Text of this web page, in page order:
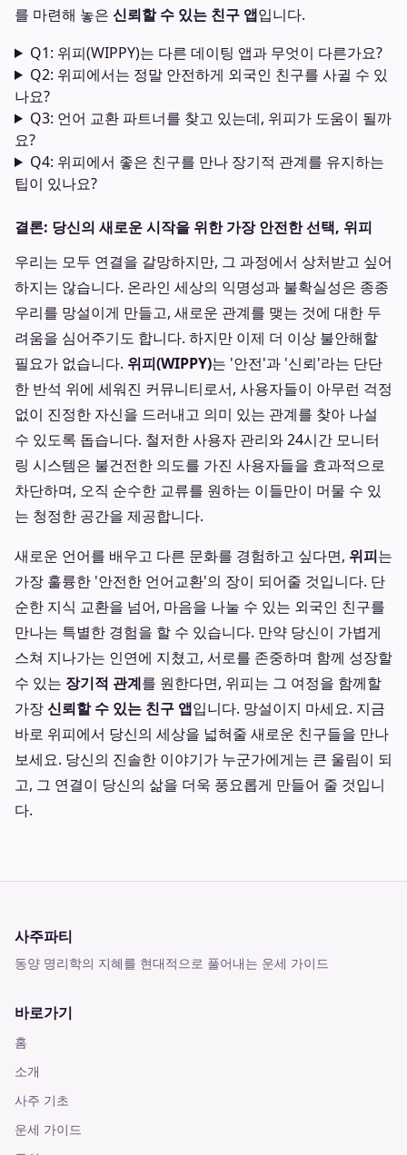
를 마련해 놓은 신뢰할 수 있는 친구 앱입니다.
Q1: 위피(WIPPY)는 다른 데이팅 앱과 무엇이 다른가요?
Q2: 위피에서는 정말 안전하게 외국인 친구를 사귈 수 있
나요?
Q3: 언어 교환 파트너를 찾고 있는데, 위피가 도움이 될까
요?
Q4: 위피에서 좋은 친구를 만나 장기적 관계를 유지하는
팁이 있나요?
결론: 당신의 새로운 시작을 위한 가장 안전한 선택, 위피
우리는 모두 연결을 갈망하지만, 그 과정에서 상처받고 싶어
하지는 않습니다. 온라인 세상의 익명성과 불확실성은 종종
우리를 망설이게 만들고, 새로운 관계를 맺는 것에 대한 두
려움을 심어주기도 합니다. 하지만 이제 더 이상 불안해할
필요가 없습니다. 위피(WIPPY)는 '안전'과 '신뢰'라는 단단
한 반석 위에 세워진 커뮤니티로서, 사용자들이 아무런 걱정
없이 진정한 자신을 드러내고 의미 있는 관계를 찾아 나설
수 있도록 돕습니다. 철저한 사용자 관리와 24시간 모니터
링 시스템은 불건전한 의도를 가진 사용자들을 효과적으로
차단하며, 오직 순수한 교류를 원하는 이들만이 머물 수 있
는 청정한 공간을 제공합니다.
새로운 언어를 배우고 다른 문화를 경험하고 싶다면, 위피는
가장 훌륭한 '안전한 언어교환'의 장이 되어줄 것입니다. 단
순한 지식 교환을 넘어, 마음을 나눌 수 있는 외국인 친구를
만나는 특별한 경험을 할 수 있습니다. 만약 당신이 가볍게
스쳐 지나가는 인연에 지쳤고, 서로를 존중하며 함께 성장할
수 있는 장기적 관계를 원한다면, 위피는 그 여정을 함께할
가장신뢰할 수 있는 친구 앱입니다. 망설이지 마세요. 지금
바로 위피에서 당신의 세상을 넓혀줄 새로운 친구들을 만나
보세요. 당신의 진솔한 이야기가 누군가에게는 큰 울림이 되
고, 그 연결이 당신의 삶을 더욱 풍요롭게 만들어 줄 것입니
다.
사주파티
동양 명리학의 지혜를 현대적으로 풀어내는 운세 가이드
바로가기
홈
소개
사주 기초
운세 가이드